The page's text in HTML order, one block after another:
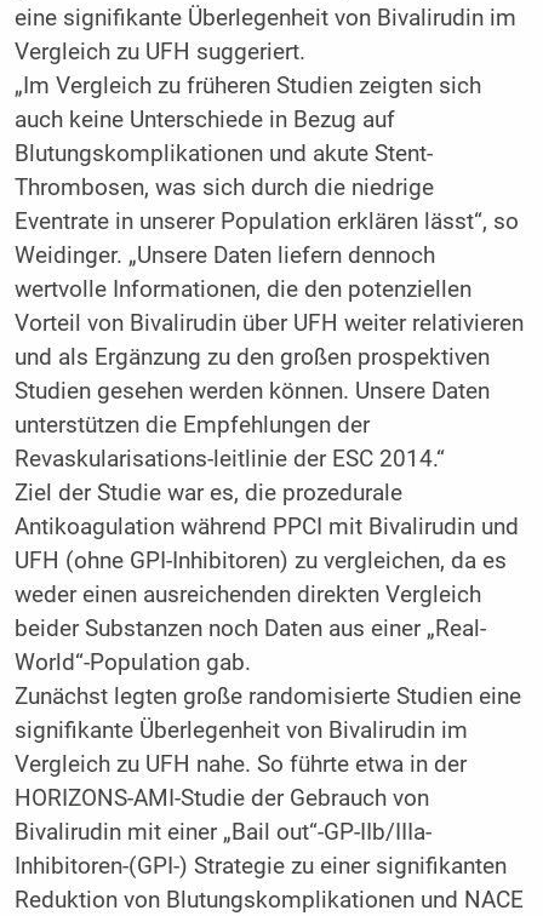
eine signifikante Überlegenheit von Bivalirudin im
Vergleich zu UFH suggeriert.
„Im Vergleich zu früheren Studien zeigten sich
auch keine Unterschiede in Bezug auf
Blutungskomplikationen und akute Stent-
Thrombosen, was sich durch die niedrige
Eventrate in unserer Population erklären lässt“, so
Weidinger. „Unsere Daten liefern dennoch
wertvolle Informationen, die den potenziellen
Vorteil von Bivalirudin über UFH weiter relativieren
und als Ergänzung zu den großen prospektiven
Studien gesehen werden können. Unsere Daten
unterstützen die Empfehlungen der
Revaskularisations-leitlinie der ESC 2014.“
Ziel der Studie war es, die prozedurale
Antikoagulation während PPCI mit Bivalirudin und
UFH (ohne GPI-Inhibitoren) zu vergleichen, da es
weder einen ausreichenden direkten Vergleich
beider Substanzen noch Daten aus einer „Real-
World“-Population gab.
Zunächst legten große randomisierte Studien eine
signifikante Überlegenheit von Bivalirudin im
Vergleich zu UFH nahe. So führte etwa in der
HORIZONS-AMI-Studie der Gebrauch von
Bivalirudin mit einer „Bail out“-GP-IIb/IIIa-
Inhibitoren-(GPI-) Strategie zu einer signifikanten
Reduktion von Blutungskomplikationen und NACE